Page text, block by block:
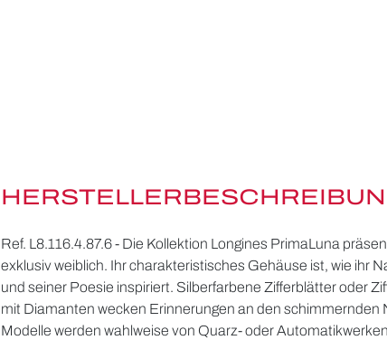
Ref. L8.116.4.87.6 - Die Kollektion Longines PrimaLuna
exklusiv weiblich. Ihr charakteristisches Gehäuse ist, wie ihr
und seiner Poesie inspiriert. Silberfarbene Zifferblätter oder
mit Diamanten wecken Erinnerungen an den schimmernden
Modelle werden wahlweise von Quarz- oder